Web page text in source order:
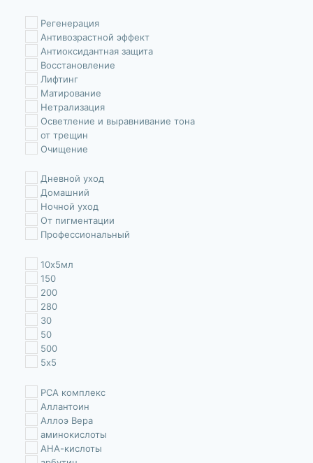
Pегенерация
Антивозрастной эффект
Антиоксидантная защита
Восстановление
Лифтинг
Матирование
Нетрализация
Осветление и выравнивание тона
от трещин
Очищение
Увлажнение
укрепление
Уменьшение морщин
Успокаивает
Дневной уход
Домашний
Ночной уход
От пигментации
Профессиональный
10х5мл
150
200
280
30
50
500
5х5
PCA комплекс
Аллантоин
Аллоэ Вера
аминокислоты
АНА-кислоты